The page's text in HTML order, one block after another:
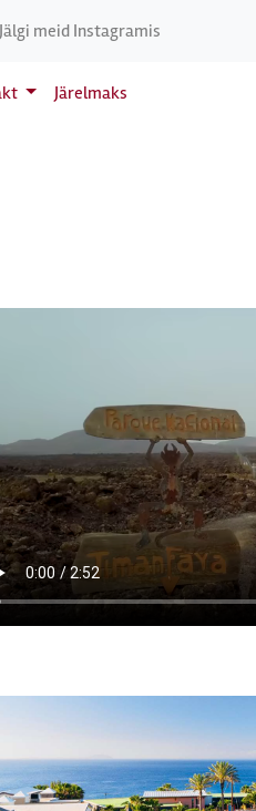
Jälgi meid Instagramis
Järelmaks